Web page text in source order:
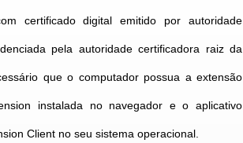
certificado digital emitido por autoridade
pela autoridade certificadora raiz da
que o computador possua a extensão
instalada no navegador e o aplicativo
Client no seu sistema operacional.